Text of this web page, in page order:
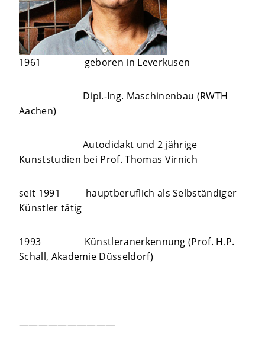
1961 geboren in Leverkusen
Dipl.-Ing. Maschinenbau (RWTH
Aachen)
Autodidakt und 2 jährige
Kunststudien bei Prof. Thomas Virnich
seit 1991 hauptberuflich als Selbständiger
Künstler tätig
1993 Künstleranerkennung (Prof. H.P.
Schall, Akademie Düsseldorf)
——————————